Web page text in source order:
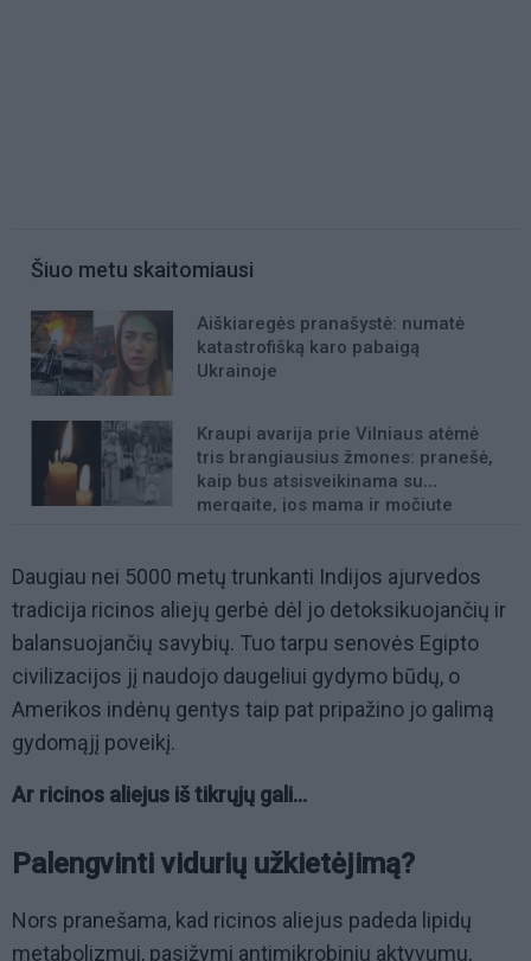
Šiuo metu skaitomiausi
Aiškiaregės pranašystė: numatė
katastrofišką karo pabaigą
Ukrainoje
Kraupi avarija prie Vilniaus atėmė
tris brangiausius žmones: pranešė,
kaip bus atsisveikinama su
mergaite, jos mama ir močiute
Daugiau nei 5000 metų trunkanti Indijos ajurvedos
tradicija ricinos aliejų gerbė dėl jo detoksikuojančių ir
balansuojančių savybių. Tuo tarpu senovės Egipto
civilizacijos jį naudojo daugeliui gydymo būdų, o
Amerikos indėnų gentys taip pat pripažino jo galimą
gydomąjį poveikį.
Ar ricinos aliejus iš tikrųjų gali...
Palengvinti vidurių užkietėjimą?
Nors pranešama, kad ricinos aliejus padeda lipidų
metabolizmui, pasižymi antimikrobiniu aktyvumu,